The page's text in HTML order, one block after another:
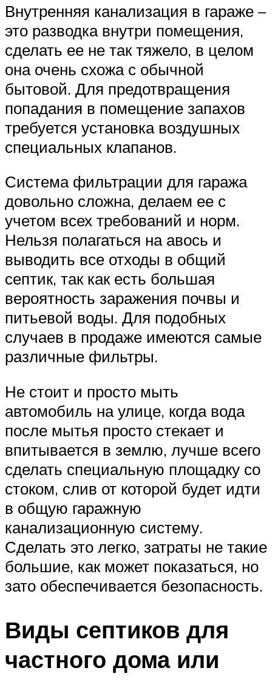
Внутренняя канализация в гараже –
это разводка внутри помещения,
сделать ее не так тяжело, в целом
она очень схожа с обычной
бытовой. Для предотвращения
попадания в помещение запахов
требуется установка воздушных
специальных клапанов.
Система фильтрации для гаража
довольно сложна, делаем ее с
учетом всех требований и норм.
Нельзя полагаться на авось и
выводить все отходы в общий
септик, так как есть большая
вероятность заражения почвы и
питьевой воды. Для подобных
случаев в продаже имеются самые
различные фильтры.
Не стоит и просто мыть
автомобиль на улице, когда вода
после мытья просто стекает и
впитывается в землю, лучше всего
сделать специальную площадку со
стоком, слив от которой будет идти
в общую гаражную
канализационную систему.
Сделать это легко, затраты не такие
большие, как может показаться, но
зато обеспечивается безопасность.
Виды септиков для
частного дома или